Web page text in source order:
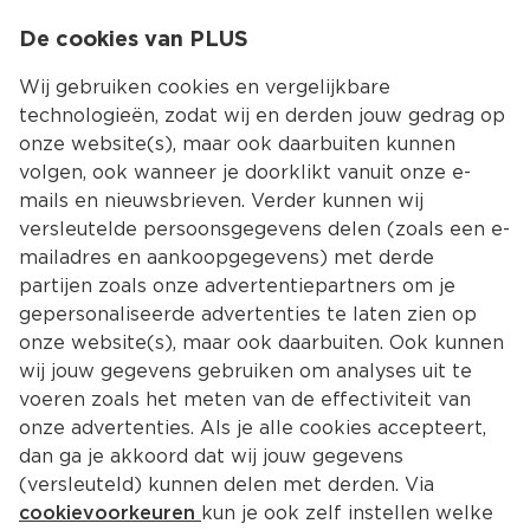
Kies jouw
Terug Producten
De cookies van PLUS
Wij gebruiken cookies en vergelijkbare
technologieën, zodat wij en derden jouw gedrag op
onze website(s), maar ook daarbuiten kunnen
volgen, ook wanneer je doorklikt vanuit onze e-
mails en nieuwsbrieven. Verder kunnen wij
versleutelde persoonsgegevens delen (zoals een e-
mailadres en aankoopgegevens) met derde
partijen zoals onze advertentiepartners om je
gepersonaliseerde advertenties te laten zien op
onze website(s), maar ook daarbuiten. Ook kunnen
wij jouw gegevens gebruiken om analyses uit te
voeren zoals het meten van de effectiviteit van
onze advertenties. Als je alle cookies accepteert,
dan ga je akkoord dat wij jouw gegevens
(versleuteld) kunnen delen met derden. Via
cookievoorkeuren kun je ook zelf instellen welke